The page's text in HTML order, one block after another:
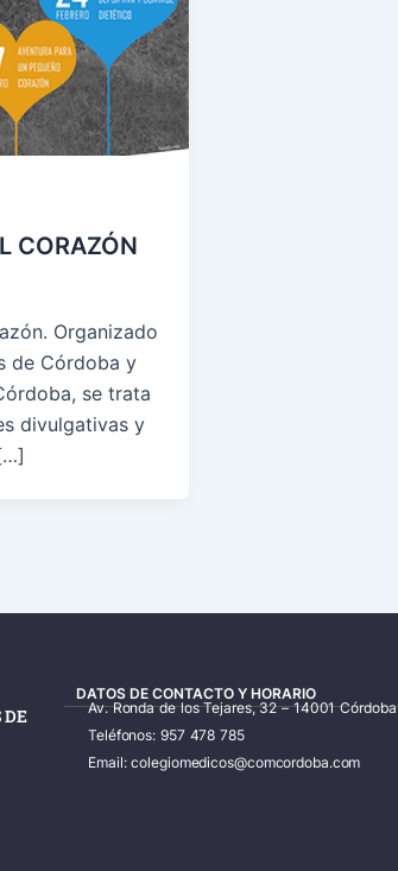
CORAZÓN
Organizado
de Córdoba y
se trata
divulgativas y
DE
DATOS DE CONTACTO Y HORARIO
Av. Ronda de los Tejares, 32 – 14001 Córdoba
Teléfonos: 957 478 785
Email: colegiomedicos@comcordoba.com